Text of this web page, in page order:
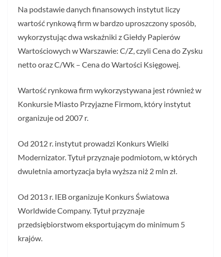
Na podstawie danych finansowych instytut liczy
wartość rynkową firm w bardzo uproszczony sposób,
wykorzystując dwa wskaźniki z Giełdy Papierów
Wartościowych w Warszawie: C/Z, czyli Cena do Zysku
netto oraz C/Wk – Cena do Wartości Księgowej.
Wartość rynkowa firm wykorzystywana jest również w
Konkursie Miasto Przyjazne Firmom, który instytut
organizuje od 2007 r.
Od 2012 r. instytut prowadzi Konkurs Wielki
Modernizator. Tytuł przyznaje podmiotom, w których
dwuletnia amortyzacja była wyższa niż 2 mln zł.
Od 2013 r. IEB organizuje Konkurs Światowa
Worldwide Company. Tytuł przyznaje
przedsiębiorstwom eksportującym do minimum 5
krajów.